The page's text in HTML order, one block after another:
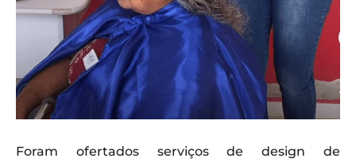
Foram ofertados serviços de design de